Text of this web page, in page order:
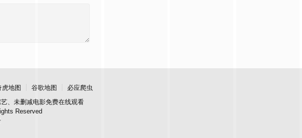
虎地图 谷歌地图
必应爬虫
、未删减电影免费在线观看
Reserved